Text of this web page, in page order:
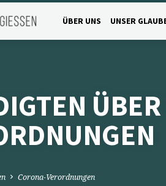
ÜBER UNS UNSER
Corona-Verordnungen